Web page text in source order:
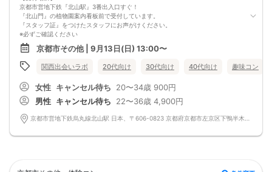
京都市営地下鉄『北山駅』3番出入口すぐ！
『北山門』の植物園案内看板前で受付しています。
『スタッフ証』をつけたスタッフにお声がけください。
※必ずご確認ください
最少催行人数： 本イベントは、男女それぞれ4名様以上での開催となります。
イベント中止の場合： 万が一、イベントが中止となる場合は、受付開始の1時間半
前までに、ご登録いただいたメールアドレス宛に中止のご案内をメールにて送付
いたします。お出かけ前に必ずご確認ください。
京都市その他 | 9月13日(日) 13:00〜
関西出会いラボ 20代向け 30代向け 40代向け 趣味コン
女性 キャンセル待ち 20〜34歳 900円
男性 キャンセル待ち 22〜36歳 4,900円